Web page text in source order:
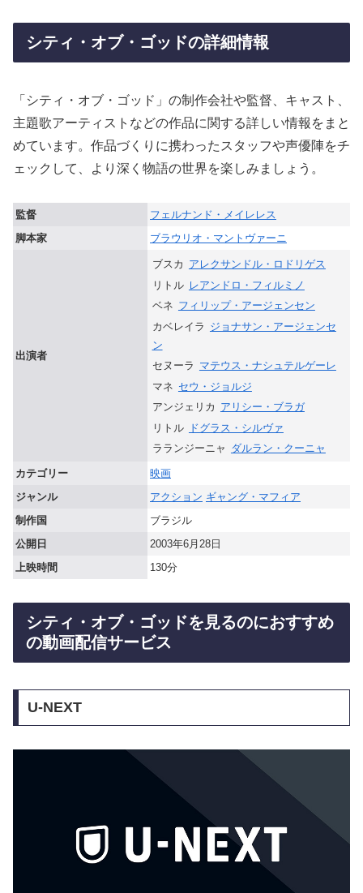
シティ・オブ・ゴッドの詳細情報
「シティ・オブ・ゴッド」の制作会社や監督、キャスト、
主題歌アーティストなどの作品に関する詳しい情報をまと
めています。作品づくりに携わったスタッフや声優陣をチ
ェックして、より深く物語の世界を楽しみましょう。
監督
フェルナンド・メイレレス
脚本家
ブラウリオ・マントヴァーニ
出演者
ブスカ アレクサンドル・ロドリゲス
リトル レアンドロ・フィルミノ
ベネ フィリップ・アージェンセン
カベレイラ ジョナサン・アージェンセ
ン
セヌーラ マテウス・ナシュテルゲーレ
マネ セウ・ジョルジ
アンジェリカ アリシー・ブラガ
リトル
ドグラス・シルヴァ
ラランジーニャ ダルラン・クーニャ
カテゴリー
映画
ジャンル
アクション ギャング・マフィア
制作国
ブラジル
公開日
2003年6月28日
上映時間
130分
シティ・オブ・ゴッドを見るのにおすすめ
の動画配信サービス
U-NEXT